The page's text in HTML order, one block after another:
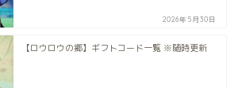
2026年5月30日
【ロウロウの郷】ギフトコード一覧 ※随時更新